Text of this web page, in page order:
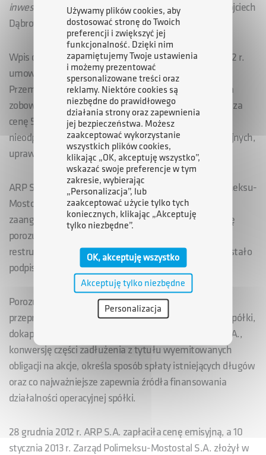
inwestycja, która przyniesie nam zysk - powiedział Wojciech
Dąbrowski, prezes ARP S.A.
Wpis do KRS to konsekwencja zawartej 21 grudnia 2012 r.
umowy inwestycyjnej pomiędzy Agencją Rozwoju
Przemysłu S.A. a Polimeksem-Mostostal S.A. Agencja
zobowiązała się do objęcia 300 mln akcji emisji serii N1 za
cenę 50 gr za akcję. Umowa przewiduje również
nieodpłatne wydanie ARP S.A. warrantów subskrypcyjnych,
uprawniających do objęcia akcji kolejnej emisji.
ARP S.A. zadeklarowała wolę dokapitalizowania Polimeksu-
Mostostal S.A. już we wrześniu 2012 r. Warunkiem
zaangażowania było zawarcie przez budowlaną spółkę
porozumienia z bankami-wierzycielami w sprawie
restrukturyzacji jej zadłużenia. Porozumienie takie zostało
podpisane 21 grudnia 2012 r.
Porozumienie przewiduje między innymi konieczność
przeprowadzenia szeroko zakrojonej restrukturyzacji spółki,
dokapitalizowanie jej przez inwestorów, w tym ARP S.A.,
konwersję części zadłużenia z tytułu wyemitowanych
obligacji na akcje, określa sposób spłaty istniejących długów
oraz co najważniejsze zapewnia źródła finansowania
działalności operacyjnej spółki.
28 grudnia 2012 r. ARP S.A. zapłaciła cenę emisyjną, a 10
stycznia 2013 r. Zarząd Polimeksu-Mostostal S.A. złożył w
Używamy plików cookies, aby
dostosować stronę do Twoich
preferencji i zwiększyć jej
funkcjonalność. Dzięki nim
zapamiętujemy Twoje ustawienia
i możemy prezentować
spersonalizowane treści oraz
reklamy. Niektóre cookies są
niezbędne do prawidłowego
działania strony oraz zapewnienia
jej bezpieczeństwa. Możesz
zaakceptować wykorzystanie
wszystkich plików cookies,
klikając „OK, akceptuję wszystko”,
wskazać swoje preferencje w tym
zakresie, wybierając
„Personalizacja”, lub
zaakceptować użycie tylko tych
koniecznych, klikając „Akceptuję
tylko niezbędne”.
OK, akceptuję wszystko
Akceptuję tylko niezbędne
Personalizacja